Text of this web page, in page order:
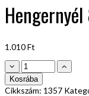
1.010Ft
Hengernyél
8/250mm
mennyiség
Kosrába
Cikkszám: 1357